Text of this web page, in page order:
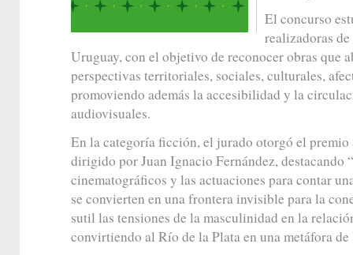
El concurso
realizadoras
Uruguay, con el objetivo de reconocer obras que
perspectivas territoriales, sociales, culturales,
promoviendo además la accesibilidad y la
audiovisuales.
En la categoría ficción, el jurado otorgó el
dirigido por Juan Ignacio Fernández, destacando
cinematográficos y las actuaciones para contar
se convierten en una frontera invisible para la
sutil las tensiones de la masculinidad en la
convirtiendo al Río de la Plata en una metáfora de